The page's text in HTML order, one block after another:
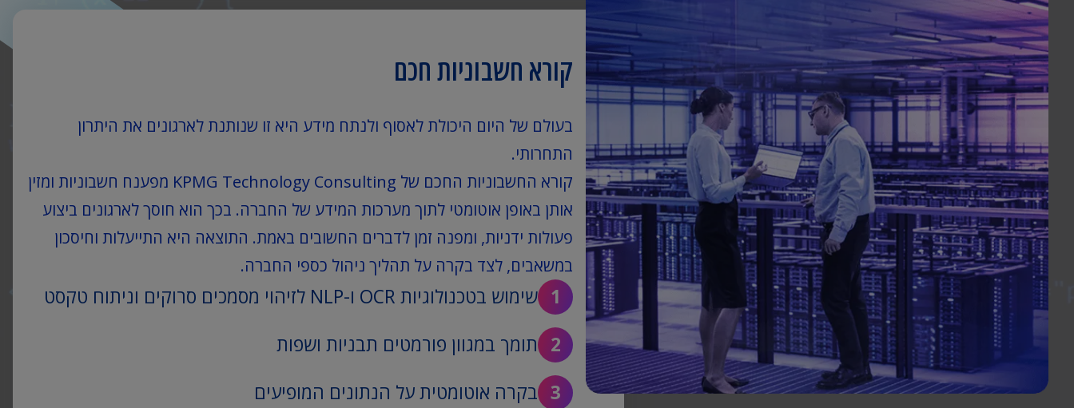
קורא חשבוניות חכם
בעולם של היום היכולת לאסוף ולנתח מידע היא זו שנותנת לארגונים את היתרון
התחרותי.
קורא החשבוניות החכם של KPMG Technology Consulting מפענח חשבוניות ומזין
אותן באופן אוטומטי לתוך מערכות המידע של החברה. בכך הוא חוסך לארגונים ביצוע
פעולות ידניות, ומפנה זמן לדברים החשובים באמת. התוצאה היא התייעלות וחיסכון
במשאבים, לצד בקרה על תהליך ניהול כספי החברה.
שימוש בטכנולוגיות OCR ו-NLP לזיהוי מסמכים סרוקים וניתוח טקסט
תומך במגוון פורמטים תבניות ושפות
בקרה אוטומטית על הנתונים המופיעים